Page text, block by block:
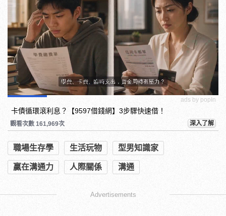
ads by popIn
卡債循環滾利息？【9597借錢網】3步驟快速借！
觀看次數 161,969次 深入了解
職場生存學 生活玩物 型男知識家
贏在溝通力 人際關係 溝通
Advertisements